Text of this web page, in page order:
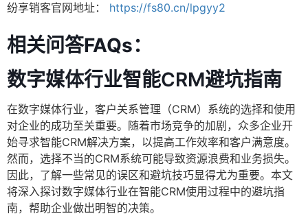
纷享销客官网地址： https://fs80.cn/lpgyy2
相关问答FAQs：
数字媒体行业智能CRM避坑指南
在数字媒体行业，客户关系管理（CRM）系统的选择和使用
对企业的成功至关重要。随着市场竞争的加剧，众多企业开
始寻求智能CRM解决方案，以提高工作效率和客户满意度。
然而，选择不当的CRM系统可能导致资源浪费和业务损失。
因此，了解一些常见的误区和避坑技巧显得尤为重要。本文
将深入探讨数字媒体行业在智能CRM使用过程中的避坑指
南，帮助企业做出明智的决策。